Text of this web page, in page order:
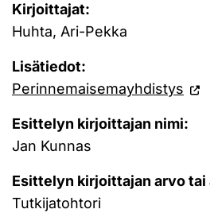
Kirjoittajat:
Huhta, Ari-Pekka
Lisätiedot:
Perinnemaisemayhdistys
Esittelyn kirjoittajan nimi:
Jan Kunnas
Esittelyn kirjoittajan arvo tai
Tutkijatohtori